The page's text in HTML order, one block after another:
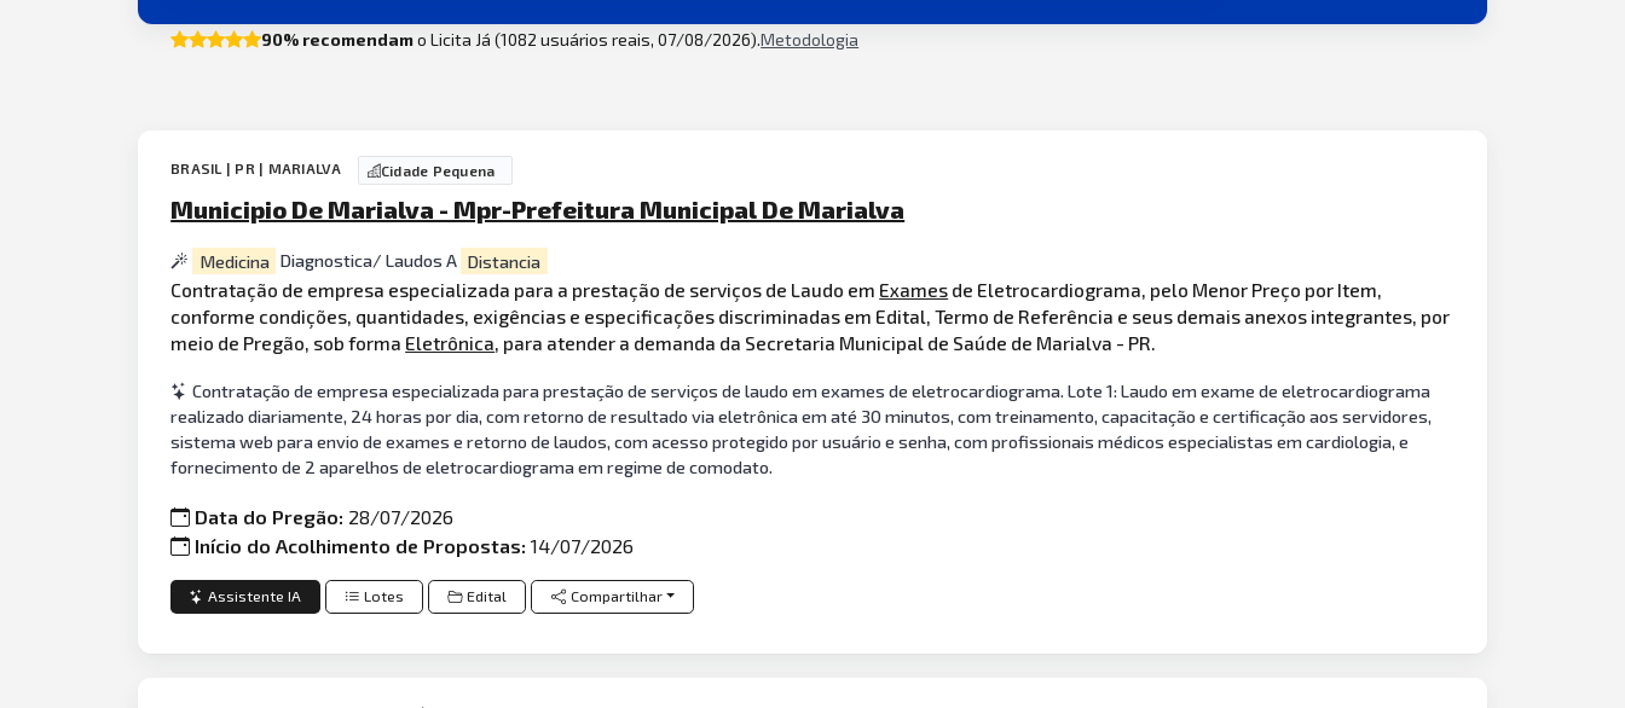
90% recomendamo Licita Já (1082 usuários reais, 07/08/2026).Metodologia
BRASIL | PR | MARIALVA Cidade Pequena
Municipio De Marialva - Mpr-Prefeitura Municipal De Marialva
Medicina Diagnostica/ Laudos A Distancia
Contratação de empresa especializada para a prestação de serviços de Laudo em Exames de Eletrocardiograma, pelo Menor Preço por Item,
conforme condições, quantidades, exigências e especificações discriminadas em Edital, Termo de Referência e seus demais anexos integrantes, por
meio de Pregão, sob forma Eletrônica, para atender a demanda da Secretaria Municipal de Saúde de Marialva - PR.
Contratação de empresa especializada para prestação de serviços de laudo em exames de eletrocardiograma. Lote 1: Laudo em exame de eletrocardiograma
realizado diariamente, 24 horas por dia, com retorno de resultado via eletrônica em até 30 minutos, com treinamento, capacitação e certificação aos servidores,
sistema web para envio de exames e retorno de laudos, com acesso protegido por usuário e senha, com profissionais médicos especialistas em cardiologia, e
fornecimento de 2 aparelhos de eletrocardiograma em regime de comodato.
Data do Pregão: 28/07/2026
Início do Acolhimento de Propostas:14/07/2026
Assistente IA Lotes Edital Compartilhar